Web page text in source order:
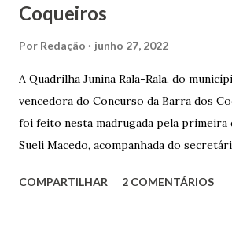
Coqueiros
Por Redação junho 27, 2022
A Quadrilha Junina Rala-Rala, do
vencedora do Concurso da Barra dos
foi feito nesta madrugada pela primeira
Sueli Macedo, acompanhada do
Roberto Fernandes dos Santos Júnior, e
COMPARTILHAR 2 COMENTÁRIOS